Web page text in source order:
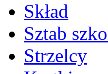
Skład
Sztab
Strzelcy